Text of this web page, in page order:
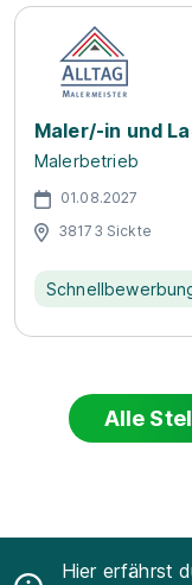
Maler/-in und
Malerbetrieb
01.08.2027
38173 Sickte
Alle
Hier erfährst